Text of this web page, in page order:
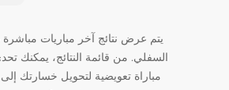
يتم عرض نتائج آخر مباريات مباشرة
السفلي. من قائمة النتائج، يمكنك
مباراة تعويضية لتحويل خسارتك